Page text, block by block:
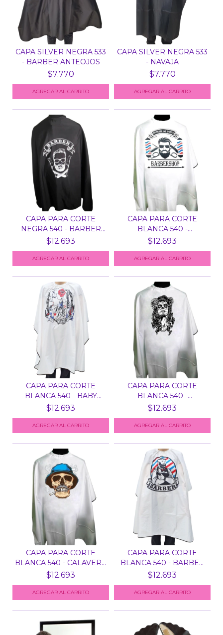
CAPA SILVER NEGRA 533
- BARBER ANTEOJOS
$7.770
CAPA SILVER NEGRA 533
- NAVAJA
$7.770
CAPA PARA CORTE
NEGRA 540 - BARBER
ANTEO...
$12.693
CAPA PARA CORTE
BLANCA 540 -
BARBERSHOP
$12.693
CAPA PARA CORTE
BLANCA 540 - BABY
DOLL
$12.693
CAPA PARA CORTE
BLANCA 540 -
MAQUILLAJE...
$12.693
CAPA PARA CORTE
BLANCA 540 - CALAVERA
PI...
$12.693
CAPA PARA CORTE
BLANCA 540 - BARBER
OVAL...
$12.693